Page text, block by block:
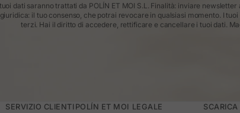
dati saranno trattati da POLÍN ET MOI S.L. Finalità: inviare
giuridica: il tuo consenso, che potrai revocare in qualsiasi momento. I
terzi. Hai il diritto di accedere, rettificare e cancellare i tuoi dati.
SERVIZIO CLIENTI POLÍN ET MOI LEGALE